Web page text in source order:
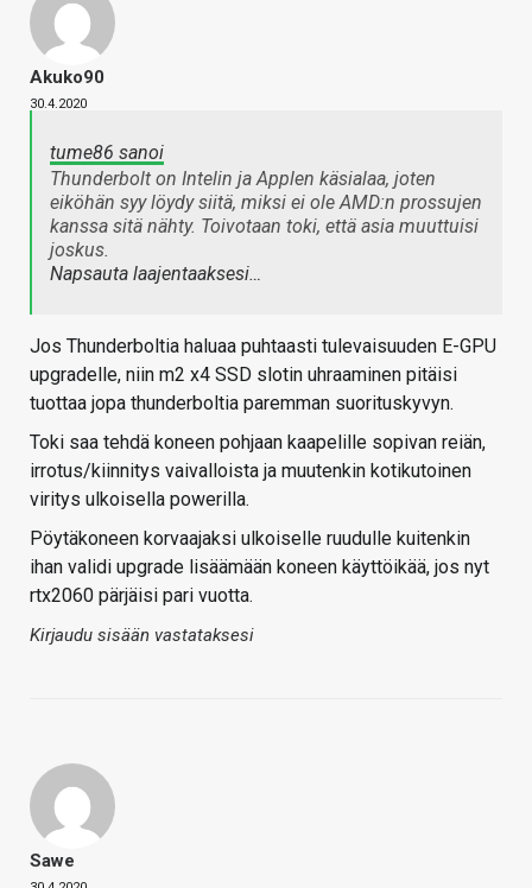
Akuko90
30.4.2020
tume86 sanoi
Thunderbolt on Intelin ja Applen käsialaa, joten
eiköhän syy löydy siitä, miksi ei ole AMD:n prossujen
kanssa sitä nähty. Toivotaan toki, että asia muuttuisi
joskus.
Napsauta laajentaaksesi…
Jos Thunderboltia haluaa puhtaasti tulevaisuuden E-GPU
upgradelle, niin m2 x4 SSD slotin uhraaminen pitäisi
tuottaa jopa thunderboltia paremman suorituskyvyn.
Toki saa tehdä koneen pohjaan kaapelille sopivan reiän,
irrotus/kiinnitys vaivalloista ja muutenkin kotikutoinen
viritys ulkoisella powerilla.
Pöytäkoneen korvaajaksi ulkoiselle ruudulle kuitenkin
ihan validi upgrade lisäämään koneen käyttöikää, jos nyt
rtx2060 pärjäisi pari vuotta.
Kirjaudu sisään vastataksesi
Sawe